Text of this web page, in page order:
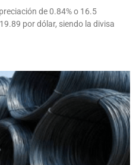
de 0.84% o 16.5
por dólar, siendo la divisa